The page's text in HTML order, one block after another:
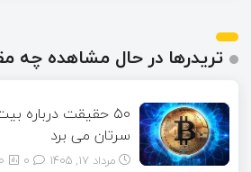
تریدرها در حال مشاهده چه
۵۰ حقیقت درباره
سرتان می برد
مرداد ۱۷, ۱۴۰۵